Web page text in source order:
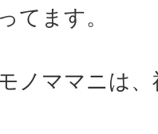
てます。
ノママニは